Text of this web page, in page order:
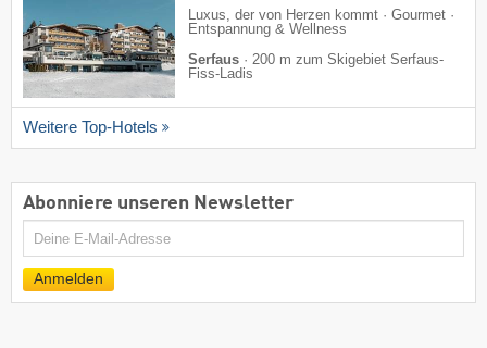
Luxus, der von Herzen kommt · Gourmet ·
Entspannung & Wellness
Serfaus · 200 m zum Skigebiet Serfaus-
Fiss-Ladis
Weitere Top-Hotels
Abonniere unseren Newsletter
E-
Anmelden